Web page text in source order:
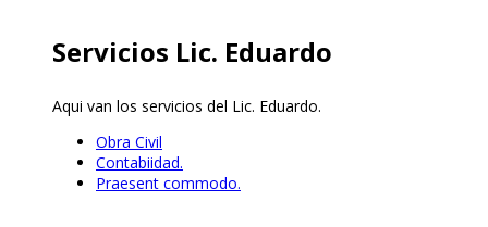
Servicios Lic. Eduardo
Aqui van los servicios del Lic. Eduardo.
Obra Civil
Contabiidad.
Praesent commodo.